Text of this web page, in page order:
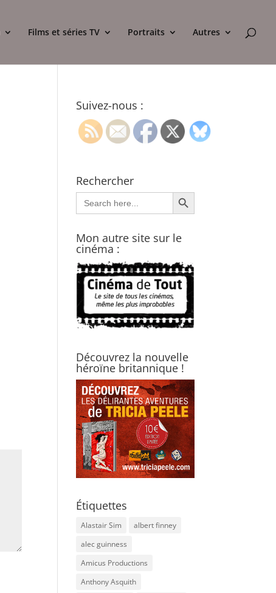
Films et séries TV Portraits Autres
Suivez-nous :
Rechercher
Search
for:
Search Button
Mon autre site sur le
cinéma :
Découvrez la nouvelle
héroïne britannique !
Étiquettes
Alastair Sim
albert finney
alec guinness
Amicus Productions
Anthony Asquith